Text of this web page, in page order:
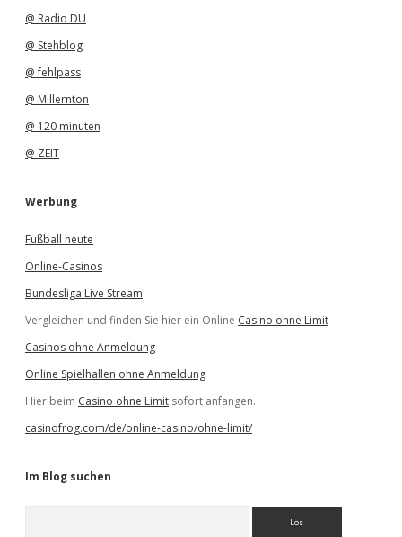
@ Radio DU
@ Stehblog
@ fehlpass
@ Millernton
@ 120 minuten
@ ZEIT
Werbung
Fußball heute
Online-Casinos
Bundesliga Live Stream
Vergleichen und finden Sie hier ein Online Casino ohne Limit
Casinos ohne Anmeldung
Online Spielhallen ohne Anmeldung
Hier beim Casino ohne Limit sofort anfangen.
casinofrog.com/de/online-casino/ohne-limit/
Im Blog suchen